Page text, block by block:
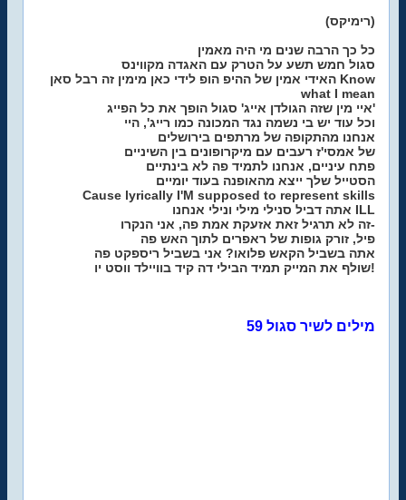
(רימיקס)
כל כך הרבה שנים מי היה מאמין
סגול חמש תשע על הטרק עם האגדה מקווינס
האידי אמין של ההיפ הופ לידי כאן מימין זה רבל סאן Know
what I mean
איי מין שזה הגולדן אייג' סגול הופך את כל הפייג'
וכל עוד יש בי נשמה נגד המכונה כמו רייג', היי
אנחנו מהתקופה של מרתפים בירושלים
של אמסי'ז רעבים עם מיקרופונים בין השיניים
פתח עיניים, אנחנו לתמיד פה לא בינתיים
הסטייל שלך ייצא מהאופנה בעוד יומיים
Cause lyrically I'M supposed to represent skills
אתה דביל סנילי מילי ונילי אנחנו ILL
זה לא תרגיל זאת אזעקת אמת פה, אני הנקרו-
פיל, זורק גופות של ראפרים לתוך האש פה
אתה בשביל הקאש פלואו? אני בשביל ריספקט פה
שולף את המייק תמיד הבילי דה קיד בוויילד ווסט יו!
מילים לשיר סגול 59